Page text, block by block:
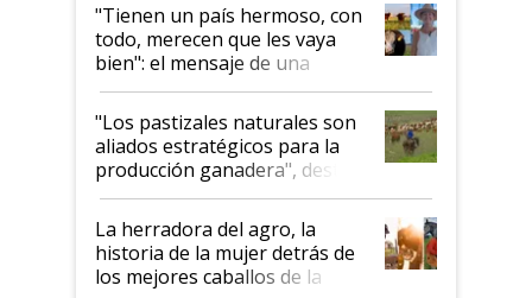
"Tienen un país hermoso, con
todo, merecen que les vaya
bien": el mensaje de una
ganadera uruguaya sobre las
oportunidades que se abren
para el agro en Argentina, con
foco en la carne
"Los pastizales naturales son
aliados estratégicos para la
producción ganadera", destaca
la iniciativa que ya reúne a 46
establecimientos en Argentina
La herradora del agro, la
historia de la mujer detrás de
los mejores caballos de la